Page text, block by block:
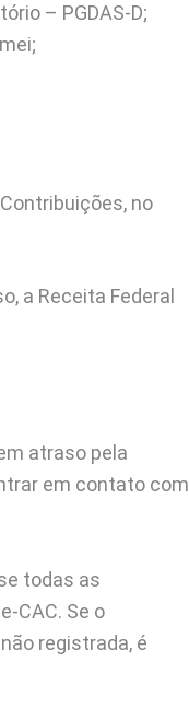
– PGDAS-D;
no
a Receita Federal
atraso pela
em contato com
todas as
CAC. Se o
registrada, é